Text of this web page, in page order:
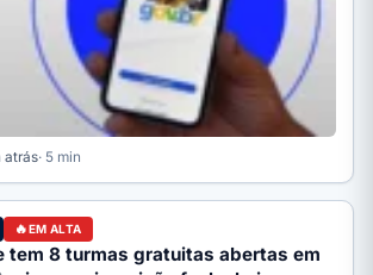
atrás· 5 min
EM ALTA
tem 8 turmas gratuitas abertas em